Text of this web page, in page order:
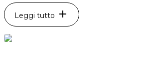
Via Palladio 2
33100 e Udine
Tel. 3338481288
P.IVA 02580450308
Leggi tutto add